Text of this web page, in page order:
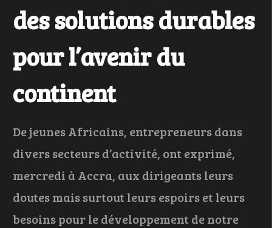
des solutions durables
pour l’avenir du
continent
De jeunes Africains, entrepreneurs dans
divers secteurs d’activité, ont exprimé,
mercredi à Accra, aux dirigeants leurs
doutes mais surtout leurs espoirs et leurs
besoins pour le développement de notre